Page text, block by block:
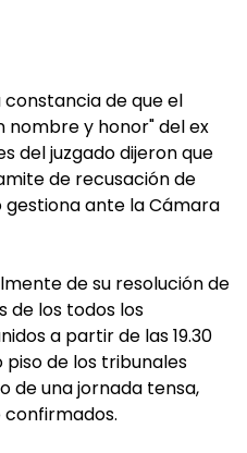
constancia de que el
nombre y honor" del ex
del juzgado dijeron que
de recusación de
ante la Cámara
de su resolución de
de los todos los
a partir de las 19.30
de los tribunales
de una jornada tensa,